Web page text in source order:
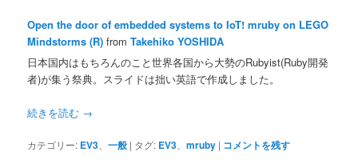
Open the door of embedded systems to IoT! mruby on LEGO
Mindstorms (R) fromTakehiko YOSHIDA
日本国内はもちろんのこと世界各国から大勢のRubyist(Ruby開発
者)が集う祭典。スライドは拙い英語で作成しました。
続きを読む →
カテゴリー: EV3 、一般 | タグ: EV3 、mruby | コメントを残す